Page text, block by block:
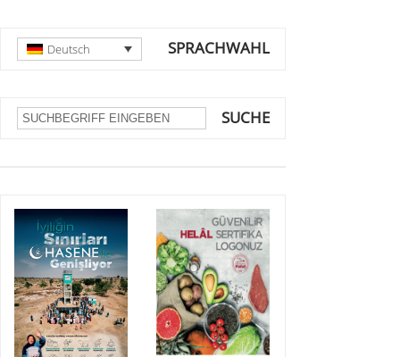
SPRACHWAHL
Deutsch
SUCHE